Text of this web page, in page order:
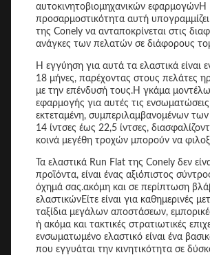
αυτοκινητοβιομηχανικών εφαρμογώνΗ
προσαρμοστικότητα αυτή
της Conely να ανταποκρίνεται στις
ανάγκες των πελατών σε διάφορους
Η εγγύηση για αυτά τα ελαστικά είναι
18 μήνες, παρέχοντας στους πελάτες
με την επένδυσή τους.Η γκάμα
εφαρμογής για αυτές τις ενσωματώσεις
εκτεταμένη, συμπεριλαμβανομένων
14 ίντσες έως 22,5 ίντσες,
κοινά μεγέθη τροχών μπορούν να
Τα ελαστικά Run Flat της Conely δεν
προϊόντα, είναι ένας αξιόπιστος
όχημά σας.ακόμη και σε περίπτωση
ελαστικώνΕίτε είναι για καθημερινές
ταξίδια μεγάλων αποστάσεων,
ή ακόμα και τακτικές στρατιωτικές
ενσωματωμένο ελαστικό είναι ένα
που εγγυάται την κινητικότητα σε